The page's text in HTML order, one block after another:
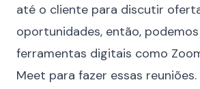
até o cliente para discutir
oportunidades, então,
ferramentas digitais como
Meet para fazer essas